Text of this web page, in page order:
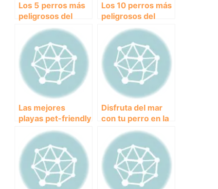
Los 5 perros más
peligrosos del
mundo que debes
conocer
Los 10 perros más
peligrosos del
mundo que debes
conocer para
evitar sorpresas
desagradables.
Las mejores
playas pet-friendly
para disfrutar con
tu perro
Disfruta del mar
con tu perro en la
Playa Canina de
Granada